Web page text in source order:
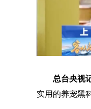
总台央视
实用的养宠黑